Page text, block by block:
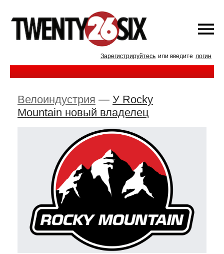
Зарегистрируйтесь или введите логин
Велоиндустрия — У Rocky
Mountain новый владелец